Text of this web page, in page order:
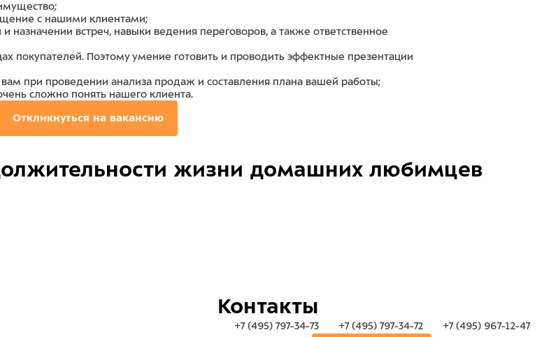
с нашими клиентами;
встреч, навыки ведения переговоров, а также ответственное
покупателей. Поэтому умение готовить и проводить эффектные презентации
при проведении анализа продаж и составления плана вашей работы;
сложно понять нашего клиента.
Откликнуться на вакансию
жизни домашних любимцев
Контакты
+7 (495) 797-34-73 +7 (495) 797-34-72 +7 (495) 967-12-47